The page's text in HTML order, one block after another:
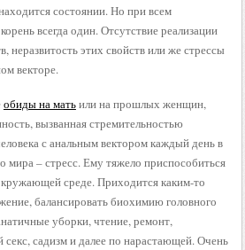
состоянии. Но при всем
всегда один. Отсутствие реализации
неразвитость этих свойств или же стрессы
векторе.
обиды на матьили на прошлых женщин,
вызванная стремительностью
с анальным вектором каждый день в
мира – стресс. Ему тяжело приспособиться
среде. Приходится каким-то
балансировать биохимию головного
уборки, чтение, ремонт,
садизм и далее по нарастающей. Очень